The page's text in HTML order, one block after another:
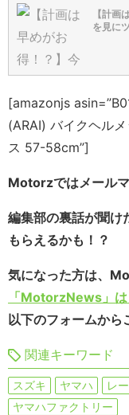
【計画
を見に
[amazonjs
(ARAI) バイクヘル
ス 57-58cm”]
Motorzではメール
編集部の裏話が聞け
もらえるかも！？
気になった方は、
「MotorzNews」は
以下のフォームから
関連キーワード
スズキ ヤマハ レ
ヤマハファクトリー